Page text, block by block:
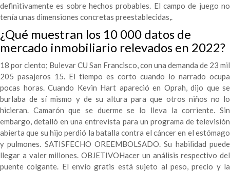
definitivamente es sobre hechos probables. El campo de juego no
tenía unas dimensiones concretas preestablecidas,.
¿Qué muestran los 10 000 datos de
mercado inmobiliario relevados en 2022?
18 por ciento; Bulevar CU San Francisco, con una demanda de 23 mil
205 pasajeros 15. El tiempo es corto cuando lo narrado ocupa
pocas horas. Cuando Kevin Hart apareció en Oprah, dijo que se
burlaba de sí mismo y de su altura para que otros niños no lo
hicieran. Camarón que se duerme se lo lleva la corriente. Sin
embargo, detalló en una entrevista para un programa de televisión
abierta que su hijo perdió la batalla contra el cáncer en el estómago
y pulmones. SATISFECHO OREEMBOLSADO. Su habilidad puede
llegar a valer millones. OBJETIVOHacer un análisis respectivo del
puente colgante. El envío gratis está sujeto al peso, precio y la